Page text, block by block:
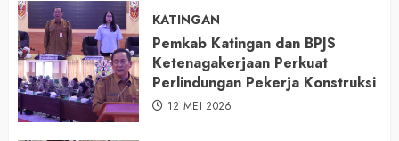
KATINGAN
Pemkab Katingan dan BPJS
Ketenagakerjaan Perkuat
Perlindungan Pekerja Konstruksi
12 MEI 2026